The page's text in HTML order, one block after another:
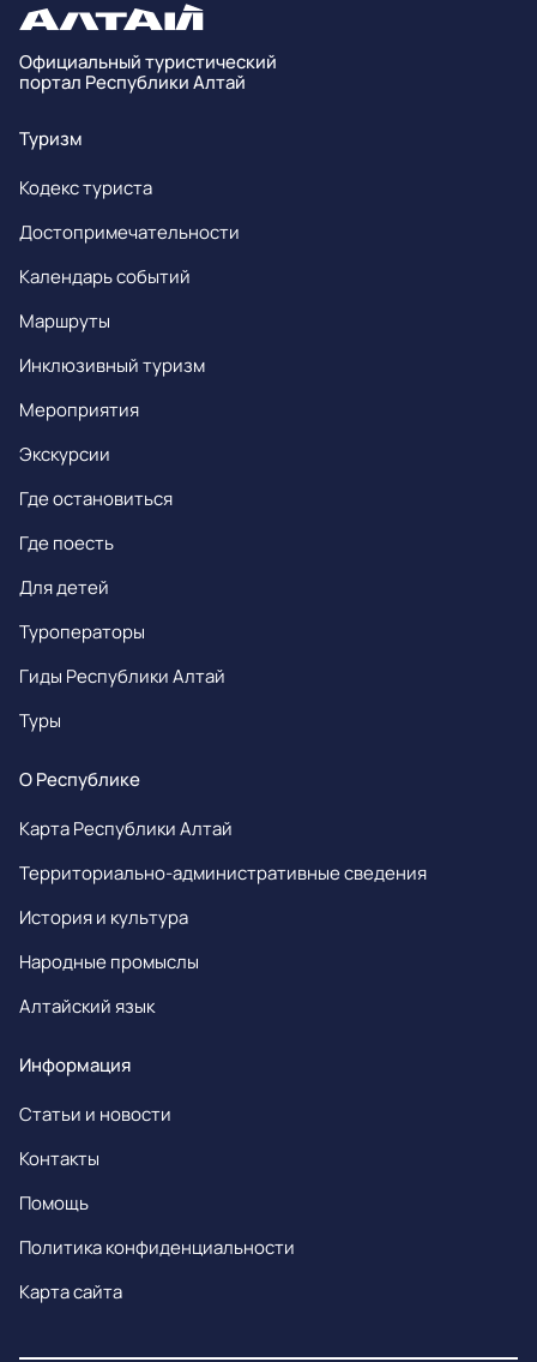
Официальный туристический
портал Республики Алтай
Туризм
Кодекс туриста
Достопримечательности
Календарь событий
Маршруты
Инклюзивный туризм
Мероприятия
Экскурсии
Где остановиться
Где поесть
Для детей
Туроператоры
Гиды Республики Алтай
Туры
О Республике
Карта Республики Алтай
Территориально-административные сведения
История и культура
Народные промыслы
Алтайский язык
Информация
Статьи и новости
Контакты
Помощь
Политика конфиденциальности
Карта сайта